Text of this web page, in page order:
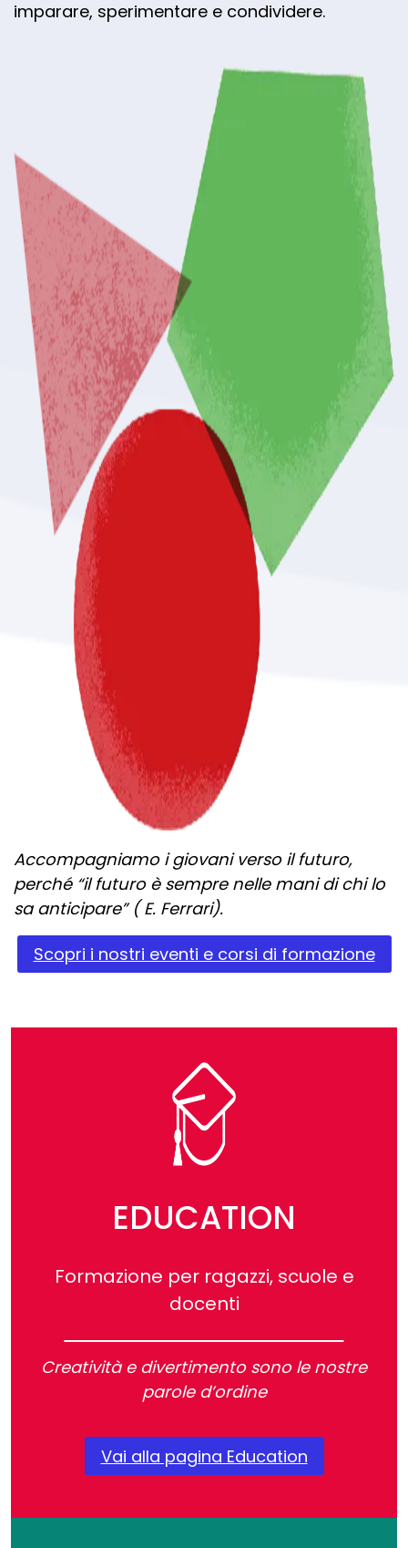
imparare, sperimentare e condividere.
Accompagniamo i giovani verso il futuro,
perché “il futuro è sempre nelle mani di chi lo
sa anticipare” ( E. Ferrari).
Scopri i nostri eventi e corsi di formazione
EDUCATION
Formazione per ragazzi, scuole e
docenti
Creatività e divertimento sono le nostre
parole d’ordine
Vai alla pagina Education